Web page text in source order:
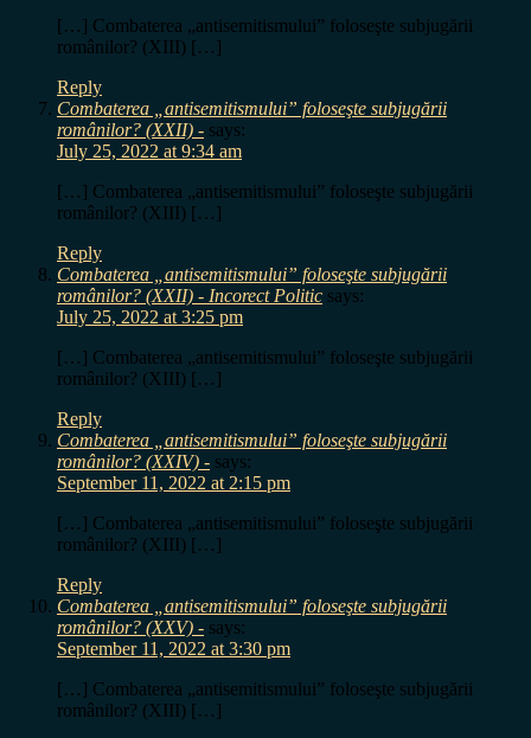
[…] Combaterea „antisemitismului” foloseşte subjugării
românilor? (XIII) […]
Reply
Combaterea „antisemitismului” foloseşte subjugării
românilor? (XXII) - says:
July 25, 2022 at 9:34 am
[…] Combaterea „antisemitismului” foloseşte subjugării
românilor? (XIII) […]
Reply
Combaterea „antisemitismului” foloseşte subjugării
românilor? (XXII) - Incorect Politic says:
July 25, 2022 at 3:25 pm
[…] Combaterea „antisemitismului” foloseşte subjugării
românilor? (XIII) […]
Reply
Combaterea „antisemitismului” foloseşte subjugării
românilor? (XXIV) - says:
September 11, 2022 at 2:15 pm
[…] Combaterea „antisemitismului” foloseşte subjugării
românilor? (XIII) […]
Reply
Combaterea „antisemitismului” foloseşte subjugării
românilor? (XXV) - says:
September 11, 2022 at 3:30 pm
[…] Combaterea „antisemitismului” foloseşte subjugării
românilor? (XIII) […]